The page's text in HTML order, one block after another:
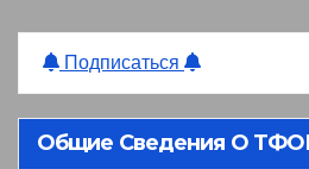
Подписаться
Общие Сведения О